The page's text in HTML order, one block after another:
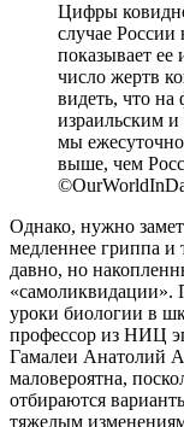
Цифры
случае России
показывает ее
число жертв
видеть, что на
израильским
мы
выше, чем
Однако, нужно
медленнее гриппа
давно, но
уроки биологии в
профессор из НИЦ
Гамалеи Анатолий
маловероятна,
отбираются
тяжелым